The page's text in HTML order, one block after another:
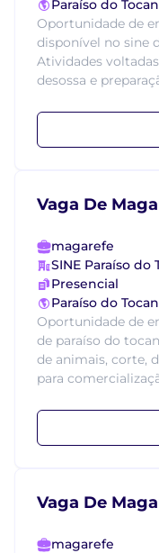
Paraíso do
Oportunidade de
disponível no sine
Atividades
desossa e
Vaga De
magarefe
SINE Paraíso do
Presencial
Paraíso do
Oportunidade de
de paraíso do
de animais, corte,
para
Vaga De
magarefe